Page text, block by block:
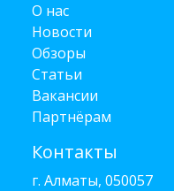
О нас
Новости
Обзоры
Статьи
Вакансии
Партнёрам
Контакты
г. Алматы, 050057